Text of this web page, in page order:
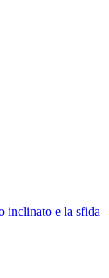
inclinato e la sfida